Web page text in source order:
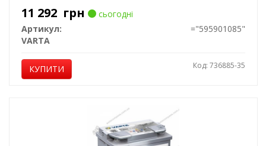
11 292 грн
сьогодні
Артикул:
="595901085"
VARTA
КУПИТИ Код: 736885-35